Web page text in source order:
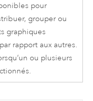
pour
grouper ou
graphiques
rapport aux autres.
ou plusieurs